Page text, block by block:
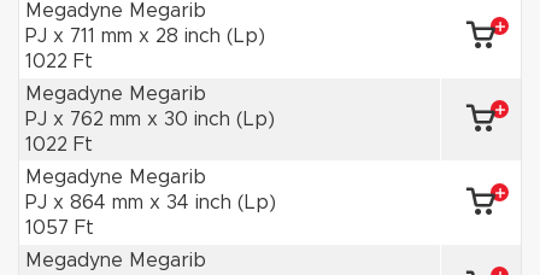
Megadyne Megarib
PJ x 711 mm x 28 inch (Lp)
1022 Ft
Megadyne Megarib
PJ x 762 mm x 30 inch (Lp)
1022 Ft
Megadyne Megarib
PJ x 864 mm x 34 inch (Lp)
1057 Ft
Megadyne Megarib